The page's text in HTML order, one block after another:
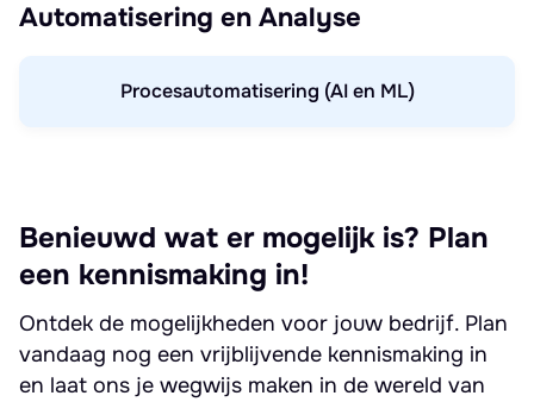
Automatisering en Analyse
Procesautomatisering (AI en ML)
Benieuwd wat er mogelijk is? Plan
een kennismaking in!
Ontdek de mogelijkheden voor jouw bedrijf. Plan
vandaag nog een vrijblijvende kennismaking in
en laat ons je wegwijs maken in de wereld van